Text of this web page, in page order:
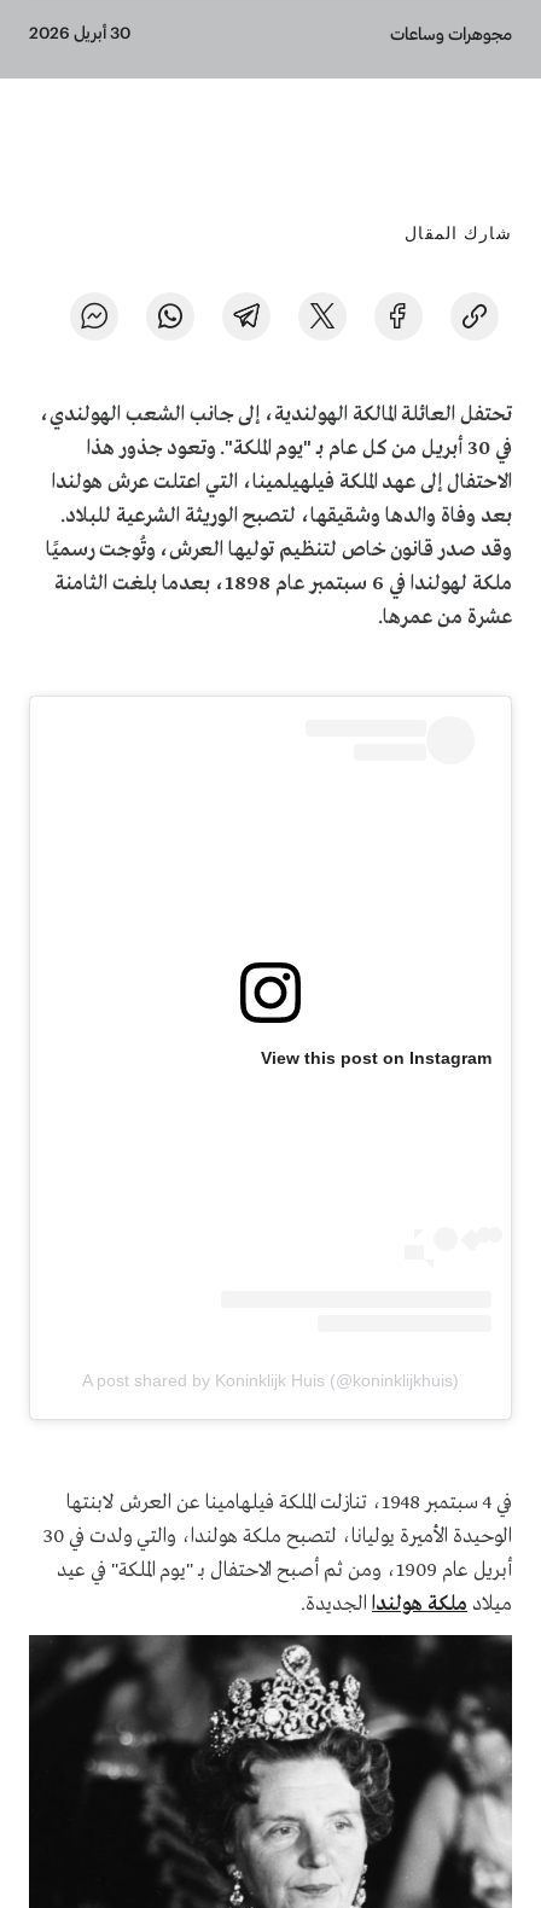
Breadcrumb
مجوهرات وساعات 30 أبريل 2026
شارك المقال
تحتفل العائلة المالكة الهولندية، إلى جانب الشعب الهولندي،
في 30 أبريل من كل عام بـ "يوم الملكة". وتعود جذور هذا
الاحتفال إلى عهد الملكة فيلهيلمينا، التي اعتلت عرش هولندا
بعد وفاة والدها وشقيقها، لتصبح الوريثة الشرعية للبلاد.
وقد صدر قانون خاص لتنظيم توليها العرش، وتُوجت رسميًا
ملكة لهولندا في 6 سبتمبر عام 1898، بعدما بلغت الثامنة
عشرة من عمرها.
View this post on Instagram
A post shared by Koninklijk Huis (@koninklijkhuis)
في 4 سبتمبر 1948، تنازلت الملكة فيلهامينا عن العرش لابنتها
الوحيدة الأميرة يوليانا، لتصبح ملكة هولندا، والتي ولدت في 30
أبريل عام 1909، ومن ثم أصبح الاحتفال بـ "يوم الملكة" في عيد
ميلاد ملكة هولندا الجديدة.